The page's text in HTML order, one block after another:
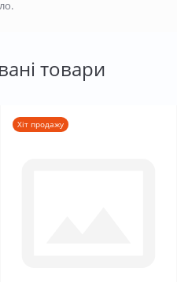
товари
Хіт продажу